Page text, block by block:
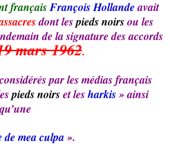
françaisFrançois Hollandeavait
dont lespieds noirsou les
de la signature des accords
mars 1962.
par les médias français
pieds noirset lesharkis» ainsi
qu’une
mea culpa».